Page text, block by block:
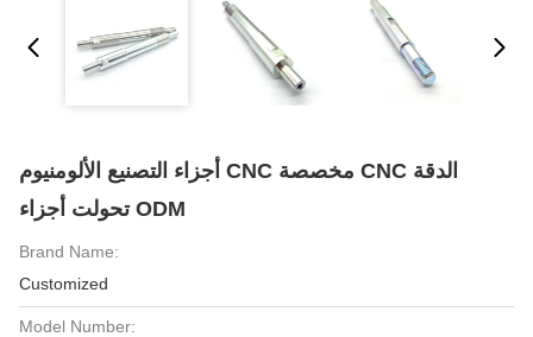
أجزاء التصنيع الألومنيوم CNC مخصصة CNC الدقة
تحولت أجزاء ODM
Brand Name:
Customized
Model Number: